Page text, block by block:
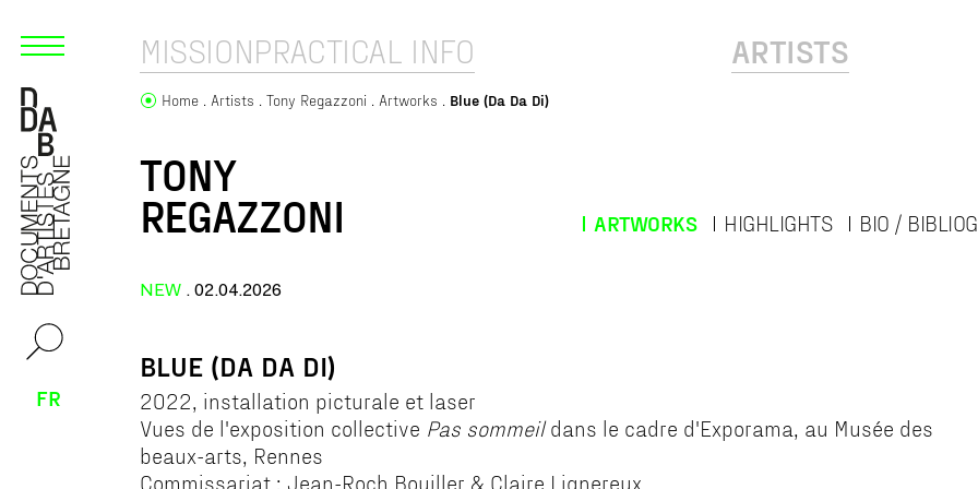
FR
MISSIONPRACTICAL INFO ARTISTS
Home Artists Tony Regazzoni Artworks Blue (Da Da Di)
TONY
REGAZZONI ARTWORKS HIGHLIGHTS BIO /
NEW . 02.04.2026
BLUE (DA DA DI)
2022, installation picturale et laser
Vues de l'exposition collective Pas sommeildans le cadre d'Exporama, au Musée des
beaux-arts, Rennes
Commissariat : Jean-Roch Bouiller & Claire Lignereux